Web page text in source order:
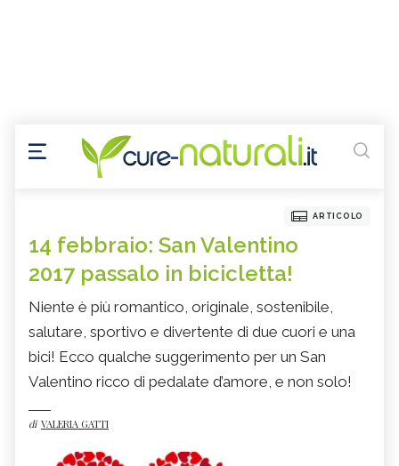
ARTICOLO
14 febbraio: San Valentino
2017 passalo in bicicletta!
Niente è più romantico, originale, sostenibile,
salutare, sportivo e divertente di due cuori e una
bici! Ecco qualche suggerimento per un San
Valentino ricco di pedalate d’amore, e non solo!
di VALERIA GATTI